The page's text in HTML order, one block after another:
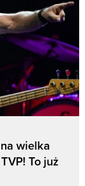
wielka
To już